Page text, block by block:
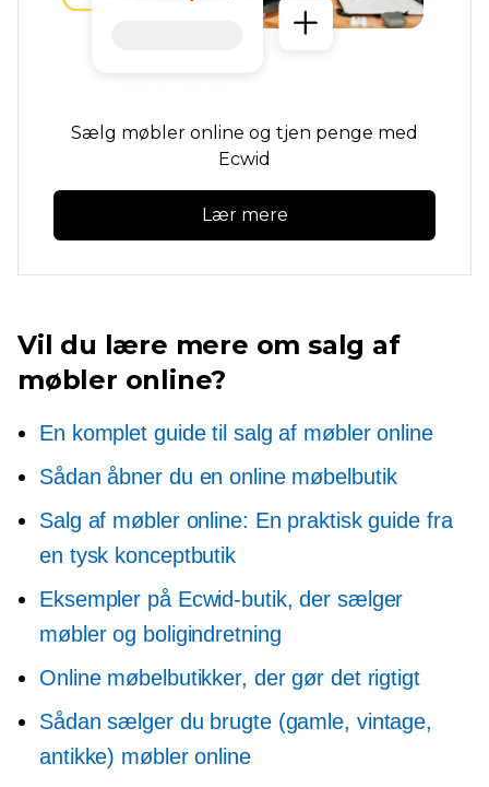
Sælg møbler online og tjen penge med
Ecwid
Lær mere
Vil du lære mere om salg af
møbler online?
En komplet guide til salg af møbler online
Sådan åbner du en online møbelbutik
Salg af møbler online: En praktisk guide fra
en tysk konceptbutik
Eksempler på Ecwid-butik, der sælger
møbler og boligindretning
Online møbelbutikker, der gør det rigtigt
Sådan sælger du brugte (gamle, vintage,
antikke) møbler online